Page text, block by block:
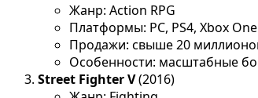
Жанр: Action RPG
Платформы: PC, PS4, Xbox One
Продажи: свыше 20
Особенности: масштабные
Street Fighter V(2016)